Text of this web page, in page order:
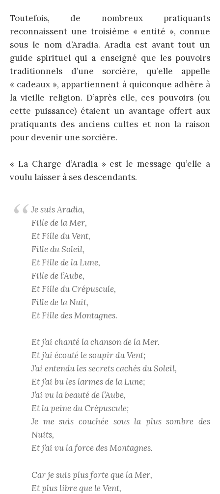
Toutefois, de nombreux pratiquants
reconnaissent une troisième « entité », connue
sous le nom d’Aradia. Aradia est avant tout un
guide spirituel qui a enseigné que les pouvoirs
traditionnels d’une sorcière, qu’elle appelle
« cadeaux », appartiennent à quiconque adhère à
la vieille religion. D’après elle, ces pouvoirs (ou
cette puissance) étaient un avantage offert aux
pratiquants des anciens cultes et non la raison
pour devenir une sorcière.
« La Charge d’Aradia » est le message qu’elle a
voulu laisser à ses descendants.
Je suis Aradia,
Fille de la Mer,
Et Fille du Vent,
Fille du Soleil,
Et Fille de la Lune,
Fille de l’Aube,
Et Fille du Crépuscule,
Fille de la Nuit,
Et Fille des Montagnes.
Et j’ai chanté la chanson de la Mer.
Et j’ai écouté le soupir du Vent;
J’ai entendu les secrets cachés du Soleil,
Et j’ai bu les larmes de la Lune;
J’ai vu la beauté de l’Aube,
Et la peine du Crépuscule;
Je me suis couchée sous la plus sombre des
Nuits,
Et j’ai vu la force des Montagnes.
Car je suis plus forte que la Mer,
Et plus libre que le Vent,